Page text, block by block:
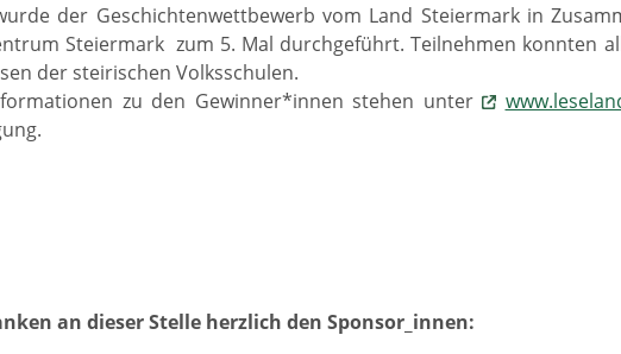
der Geschichtenwettbewerb vom Land Steiermark in
Steiermark zum 5. Mal durchgeführt. Teilnehmen konnten
der steirischen Volksschulen.
zu den Gewinner*innen stehen unter
an dieser Stelle herzlich den Sponsor_innen: